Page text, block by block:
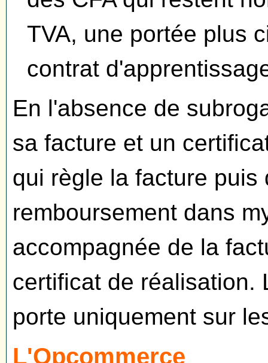
TVA, une portée plus
contrat
En l'absence de
sa facture et un
qui règle la facture
remboursement dans
accompagnée de la
certificat de réalisation.
porte uniquement sur
L'Opcommerce